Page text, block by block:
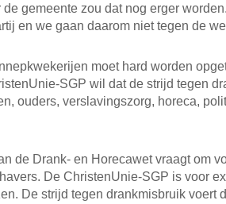
de gemeente zou dat nog erger
en we gaan daarom niet tegen de
moet hard worden
SGP wil dat de strijd tegen
ouders, verslavingszorg, horeca,
de Drank- en Horecawet vraagt om
De ChristenUnie-SGP is voor
De strijd tegen drankmisbruik voert